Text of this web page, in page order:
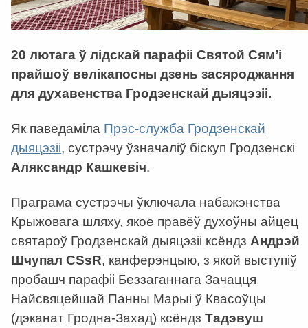
20 лютага ў лідскай парафіі Святой Сям’і
прайшоў велікапосны дзень засяроджання
для духавенства Гродзенскай дыяцэзіі.
Як паведаміла Прэс-служба Гродзенскай
дыяцэзіі, сустрэчу ўзначаліў біскуп Гродзенскі
Аляксандр Кашкевіч.
Праграма сустрэчы ўключала набажэнства
Крыжовага шляху, якое правёў духоўны айцец
святароў Гродзенскай дыяцэзіі ксёндз Андрэй
Шчупал CSsR, канферэнцыю, з якой выступіў
пробашч парафіі Беззаганнага Зачацця
Найсвяцейшай Панны Марыі ў Квасоўцы
(дэканат Гродна-Захад) ксёндз Тадэвуш